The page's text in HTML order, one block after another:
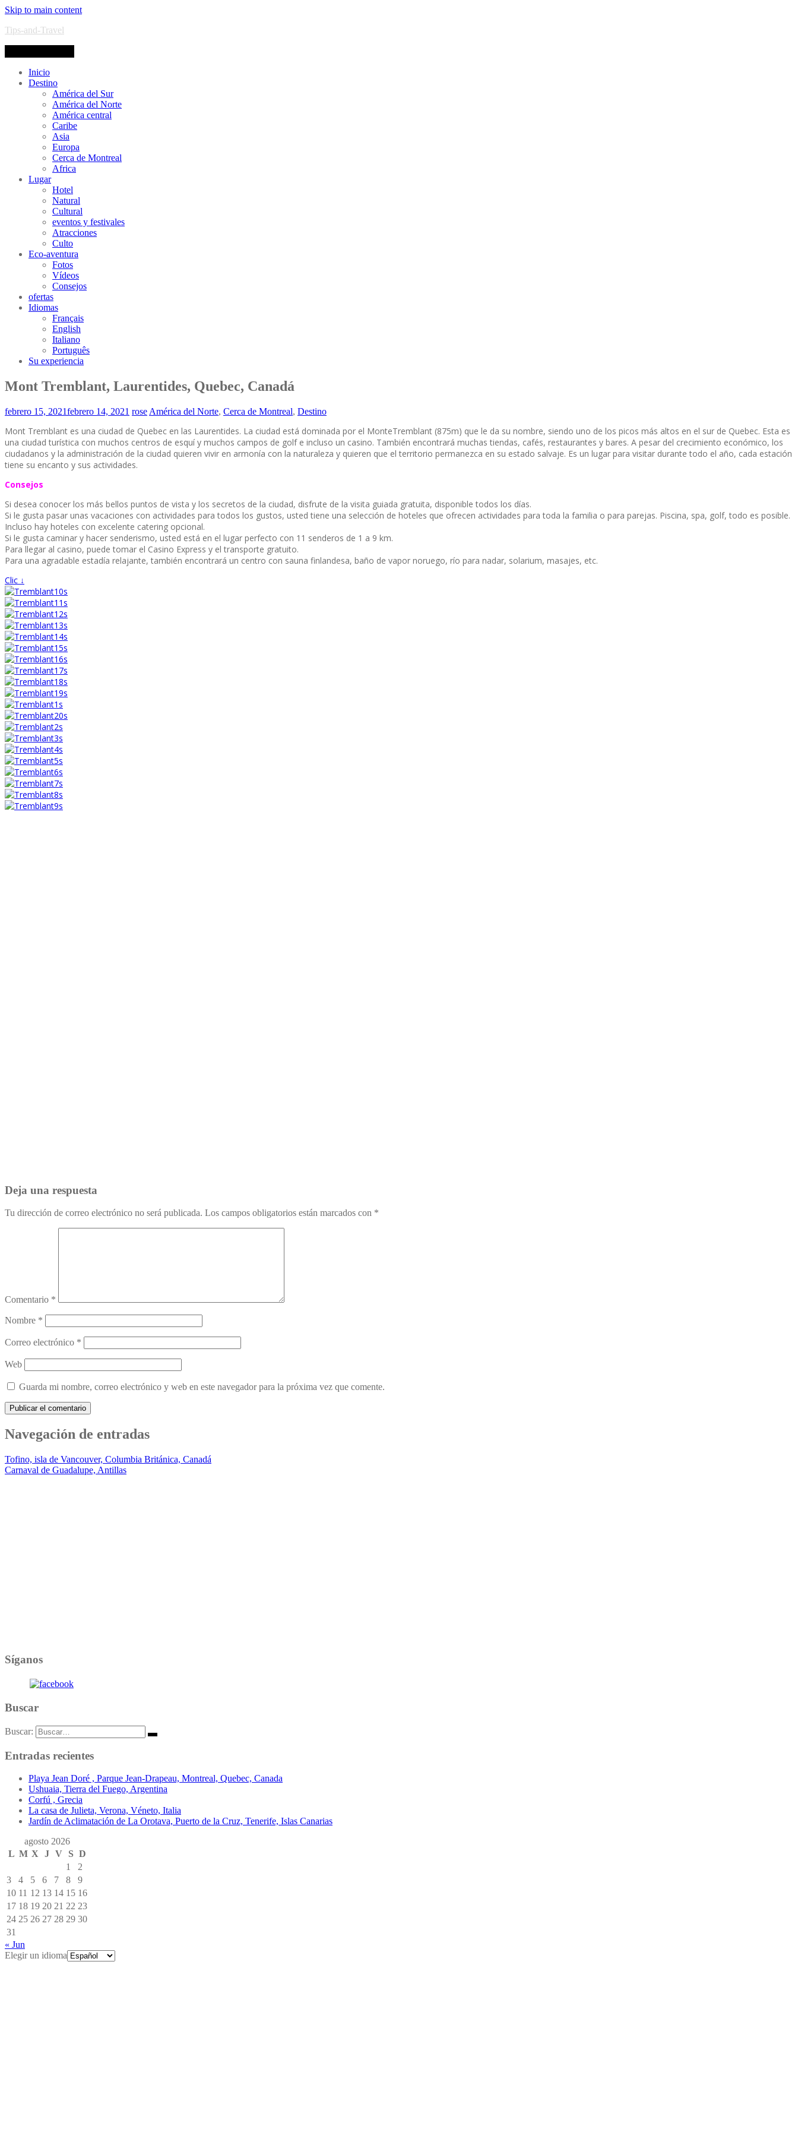
Skip to main content
Tips-and-Travel
Inicio
Destino
América del Sur
América del Norte
América central
Caribe
Asia
Europa
Cerca de Montreal
Africa
Lugar
Hotel
Natural
Cultural
eventos y festivales
Atracciones
Culto
Eco-aventura
Fotos
Vídeos
Consejos
ofertas
Idiomas
Français
English
Italiano
Português
Su experiencia
Mont Tremblant, Laurentides, Quebec, Canadá
febrero 15, 2021febrero 14, 2021 rose América del Norte, Cerca de Montreal, Destino
Mont Tremblant es una ciudad de Quebec en las Laurentides. La ciudad está dominada por el MonteTremblant (875m) que le da su nombre, siendo uno de los picos más altos en el sur de Quebec. Esta es
una ciudad turística con muchos centros de esquí y muchos campos de golf e incluso un casino. También encontrará muchas tiendas, cafés, restaurantes y bares. A pesar del crecimiento económico, los
ciudadanos y la administración de la ciudad quieren vivir en armonía con la naturaleza y quieren que el territorio permanezca en su estado salvaje. Es un lugar para visitar durante todo el año, cada estación
tiene su encanto y sus actividades.
Consejos
Si desea conocer los más bellos puntos de vista y los secretos de la ciudad, disfrute de la visita guiada gratuita, disponible todos los días.
Si le gusta pasar unas vacaciones con actividades para todos los gustos, usted tiene una selección de hoteles que ofrecen actividades para toda la familia o para parejas. Piscina, spa, golf, todo es posible.
Incluso hay hoteles con excelente catering opcional.
Si le gusta caminar y hacer senderismo, usted está en el lugar perfecto con 11 senderos de 1 a 9 km.
Para llegar al casino, puede tomar el Casino Express y el transporte gratuito.
Para una agradable estadía relajante, también encontrará un centro con sauna finlandesa, baño de vapor noruego, río para nadar, solarium, masajes, etc.
Clic ↓
Deja una respuesta
Tu dirección de correo electrónico no será publicada. Los campos obligatorios están marcados con *
Comentario *
Nombre *
Correo electrónico *
Web
Guarda mi nombre, correo electrónico y web en este navegador para la próxima vez que comente.
Navegación de entradas
Tofino, isla de Vancouver, Columbia Británica, Canadá
Carnaval de Guadalupe, Antillas
Síganos
Buscar
Buscar:
Entradas recientes
Playa Jean Doré , Parque Jean-Drapeau, Montreal, Quebec, Canada
Ushuaia, Tierra del Fuego, Argentina
Corfú , Grecia
La casa de Julieta, Verona, Véneto, Italia
Jardín de Aclimatación de La Orotava, Puerto de la Cruz, Tenerife, Islas Canarias
agosto 2026
L M X J V S D
1
2
3
4 5 6 7 8
9
10 11 12 13 14 15 16
17 18 19 20 21 22 23
24 25 26 27 28 29 30
31
« Jun
Elegir un idioma